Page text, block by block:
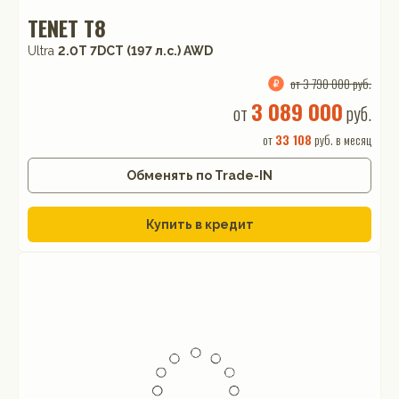
TENET T8
Ultra 2.0T 7DCT (197 л.с.) AWD
от 3 790 000 руб.
от 3 089 000руб.
от33 108 руб. в месяц
Обменять по Trade-IN
Купить в кредит